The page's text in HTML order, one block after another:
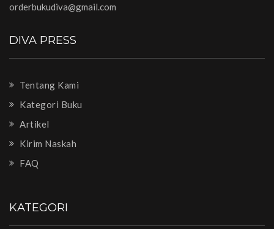
orderbukudiva@gmail.com
DIVA PRESS
Tentang Kami
Kategori Buku
Artikel
Kirim Naskah
FAQ
KATEGORI